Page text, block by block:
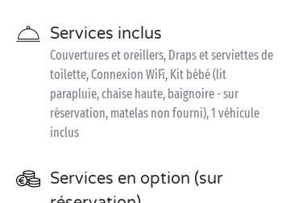
Services inclus
Couvertures et oreillers, Draps et serviettes de
toilette, Connexion WiFi, Kit bébé (lit
parapluie, chaise haute, baignoire - sur
réservation, matelas non fourni), 1 véhicule
inclus
Services en option (sur